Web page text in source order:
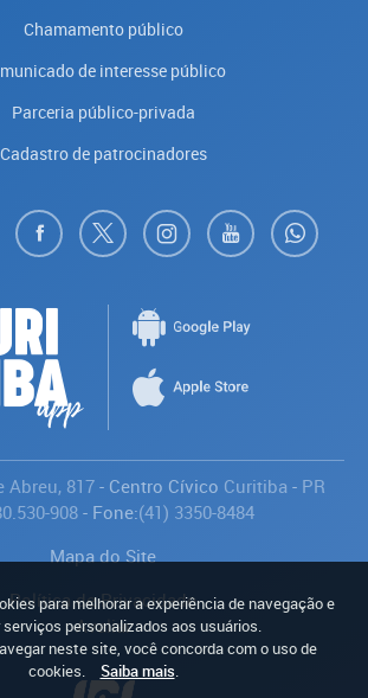
Chamamento público
de interesse público
Parceria público-privada
Cadastro de patrocinadores
Abreu, 817- Centro Cívico Curitiba - PR
908- Fone:(41) 3350-8484
Mapa do Site
Política de Privacidade
Avaliar
para melhorar a experiência de navegação e
personalizados aos usuários.
neste site, você concorda com o uso de
cookies.
Saiba mais.